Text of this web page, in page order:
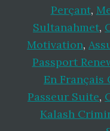
Perçant,
Sultanahmet,
Motivation,
Passport
En
Passeur Suite,
Kalash